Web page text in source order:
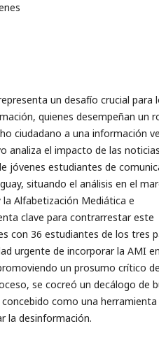
un desafío crucial para
quienes desempeñan un
ciudadano a una información
analiza el impacto de las noticias
jóvenes estudiantes de
situando el análisis en el
Alfabetización Mediática e
clave para contrarrestar este
con 36 estudiantes de los tres
urgente de incorporar la AMI
un prosumo crítico
se cocreó un decálogo de
como una herramienta
la desinformación.